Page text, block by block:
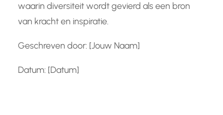
waarin diversiteit wordt gevierd als een bron
van kracht en inspiratie.
Geschreven door: [Jouw Naam]
Datum: [Datum]